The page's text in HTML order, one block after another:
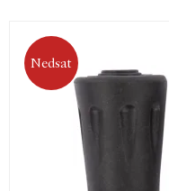
Nedsat